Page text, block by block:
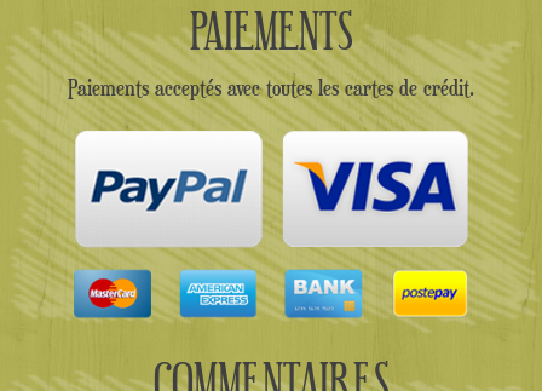
PAIEMENTS
Paiements acceptés avec toutes les cartes de crédit.
COMMENTAIRES